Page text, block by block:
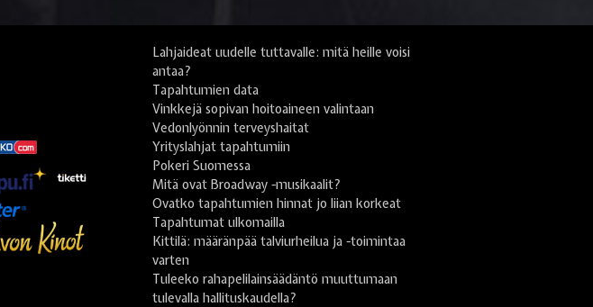
Lahjaideat uudelle tuttavalle: mitä heille voisi
antaa?
Tapahtumien data
Vinkkejä sopivan hoitoaineen valintaan
Vedonlyönnin terveyshaitat
Yrityslahjat tapahtumiin
Pokeri Suomessa
Mitä ovat Broadway -musikaalit?
Ovatko tapahtumien hinnat jo liian korkeat
Tapahtumat ulkomailla
Kittilä: määränpää talviurheilua ja -toimintaa
varten
Tuleeko rahapelilainsäädäntö muuttumaan
tulevalla hallituskaudella?